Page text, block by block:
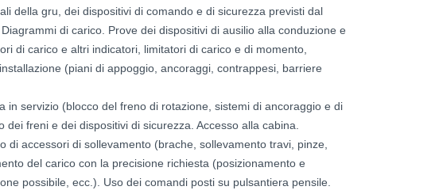
della gru, dei dispositivi di comando e di sicurezza previsti dal
di carico. Prove dei dispositivi di ausilio alla conduzione e
di carico e altri indicatori, limitatori di carico e di momento,
(piani di appoggio, ancoraggi, contrappesi, barriere
in servizio (blocco del freno di rotazione, sistemi di ancoraggio e di
freni e dei dispositivi di sicurezza. Accesso alla cabina.
di accessori di sollevamento (brache, sollevamento travi, pinze,
del carico con la precisione richiesta (posizionamento e
possibile, ecc.). Uso dei comandi posti su pulsantiera pensile.